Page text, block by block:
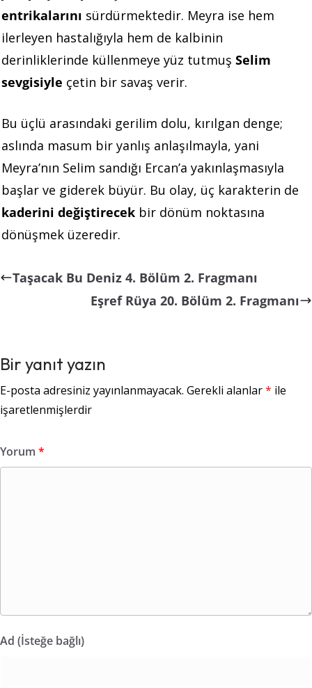
entrikalarını sürdürmektedir. Meyra ise hem
ilerleyen hastalığıyla hem de kalbinin
derinliklerinde küllenmeye yüz tutmuş Selim
sevgisiyle çetin bir savaş verir.
Bu üçlü arasındaki gerilim dolu, kırılgan denge;
aslında masum bir yanlış anlaşılmayla, yani
Meyra’nın Selim sandığı Ercan’a yakınlaşmasıyla
başlar ve giderek büyür. Bu olay, üç karakterin de
kaderini değiştirecek bir dönüm noktasına
dönüşmek üzeredir.
Taşacak Bu Deniz 4. Bölüm 2. Fragmanı
Eşref Rüya 20. Bölüm 2. Fragmanı
Bir yanıt yazın
E-posta adresiniz yayınlanmayacak. Gerekli alanlar* ile
işaretlenmişlerdir
Yorum *
Ad (İsteğe bağlı)